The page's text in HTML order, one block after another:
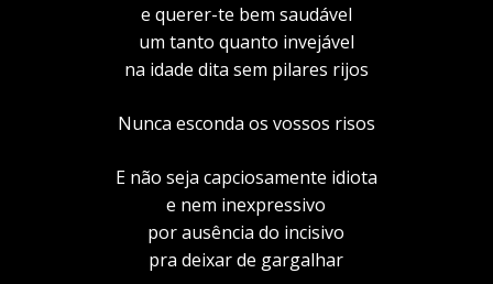
e querer-te bem saudável
um tanto quanto invejável
na idade dita sem pilares rijos
Nunca esconda os vossos risos
E não seja capciosamente idiota
e nem inexpressivo
por ausência do incisivo
pra deixar de gargalhar